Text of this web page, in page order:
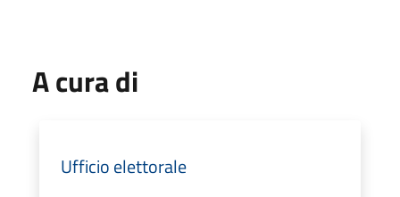
A cura di
Ufficio elettorale